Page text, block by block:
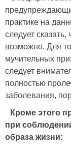
практике на
следует
возможно. Для
мучительных
следует
полностью
заболевания,
Кроме этого
при
образа жизни: